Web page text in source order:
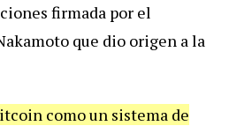
firmada por el
que dio origen a la
como un sistema de